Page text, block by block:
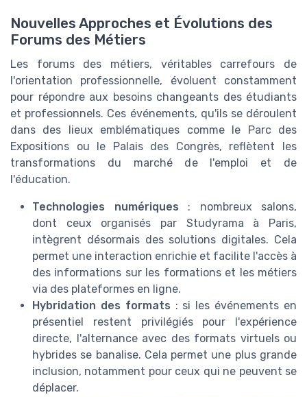
Nouvelles Approches et Évolutions des
Forums des Métiers
Les forums des métiers, véritables carrefours de
l'orientation professionnelle, évoluent constamment
pour répondre aux besoins changeants des étudiants
et professionnels. Ces événements, qu'ils se déroulent
dans des lieux emblématiques comme le Parc des
Expositions ou le Palais des Congrès, reflètent les
transformations du marché de l'emploi et de
l'éducation.
Technologies numériques : nombreux salons,
dont ceux organisés par Studyrama à Paris,
intègrent désormais des solutions digitales. Cela
permet une interaction enrichie et facilite l'accès à
des informations sur les formations et les métiers
via des plateformes en ligne.
Hybridation des formats : si les événements en
présentiel restent privilégiés pour l'expérience
directe, l'alternance avec des formats virtuels ou
hybrides se banalise. Cela permet une plus grande
inclusion, notamment pour ceux qui ne peuvent se
déplacer.